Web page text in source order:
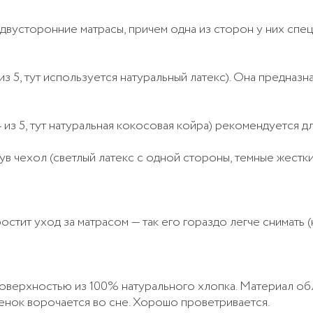
матрасы, причем одна из сторон у них
тут используется натуральный латекс). Она
5, тут натуральная кокосовая койра) рекомендуется
чехол (светлый латекс с одной стороны, темные
уход за матрасом — так его гораздо легче снимать
из 100% натурального хлопка. Материал
ворочается во сне. Хорошо проветривается.